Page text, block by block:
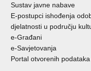
Sustav javne nabave
E-postupci ishođenja
djelatnosti u području
e-Građani
e-Savjetovanja
Portal otvorenih podataka